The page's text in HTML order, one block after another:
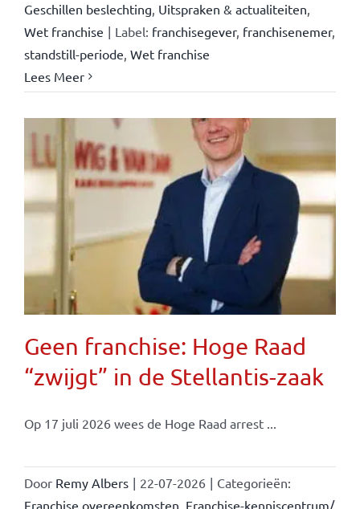
Geschillen beslechting, Uitspraken & actualiteiten,
Wet franchise | Label: franchisegever, franchisenemer,
standstill-periode, Wet franchise
Lees Meer
Geen franchise: Hoge Raad
“zwijgt” in de Stellantis-zaak
Op 17 juli 2026 wees de Hoge Raad arrest ...
Door Remy Albers | 22-07-2026 | Categorieën:
Franchise overeenkomsten Franchise-kenniscentrum/